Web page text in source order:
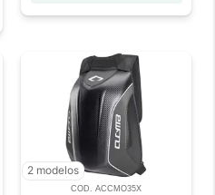
2 modelos
COD. ACCMO35X